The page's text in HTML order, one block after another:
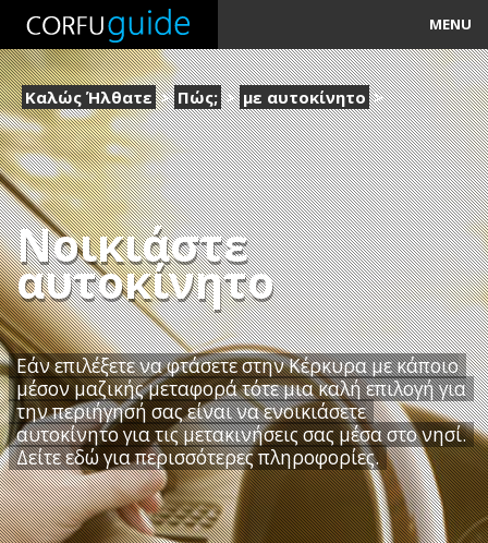
MENU
Τι;
Πού;
Πώς;
Πότε;
Επίκαιρα
Καλώς Ήλθατε > Πώς;> με αυτοκίνητο >
Νοικιάστε
αυτοκίνητο
Εάν επιλέξετε να φτάσετε στην Κέρκυρα με κάποιο
μέσον μαζικής μεταφορά τότε μια καλή επιλογή για
την περιήγησή σας είναι να ενοικιάσετε
αυτοκίνητο για τις μετακινήσεις σας μέσα στο νησί.
Δείτε εδώ για περισσότερες πληροφορίες.